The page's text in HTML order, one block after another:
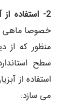
2- استفاده از آبزیان
خصوصا ماهی
منظور که از
سطح
استفاده از
می سازد: